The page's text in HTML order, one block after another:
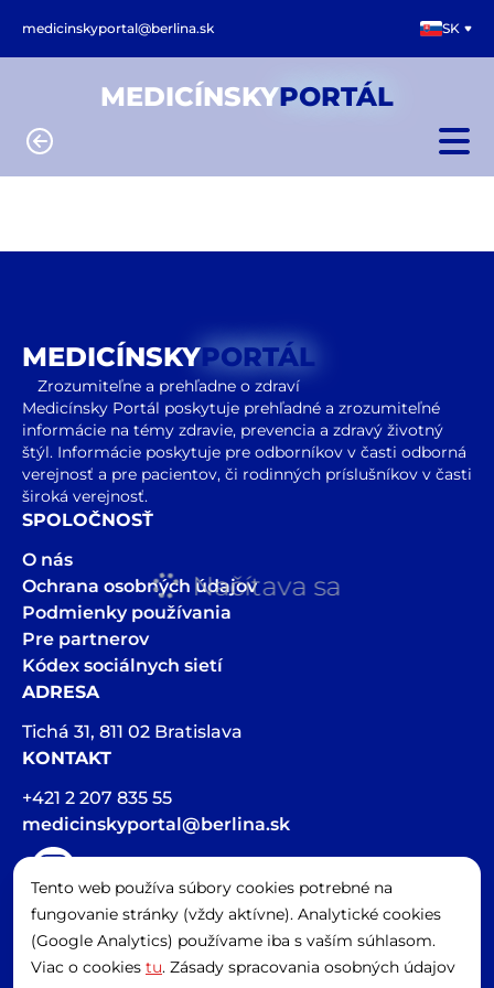
medicinskyportal@berlina.sk SK
MEDICÍNSKYPORTÁL
Načítava sa
Tento web používa súbory cookies potrebné na
fungovanie stránky (vždy aktívne). Analytické cookies
(Google Analytics) používame iba s vaším súhlasom.
Viac o cookies tu. Zásady spracovania osobných údajov
MEDICÍNSKYPORTÁL
Zrozumiteľne a prehľadne o zdraví
Medicínsky Portál poskytuje prehľadné a zrozumiteľné
informácie na témy zdravie, prevencia a zdravý životný
štýl. Informácie poskytuje pre odborníkov v časti odborná
verejnosť a pre pacientov, či rodinných príslušníkov v časti
široká verejnosť.
SPOLOČNOSŤ
O nás
Ochrana osobných údajov
Podmienky používania
Pre partnerov
Kódex sociálnych sietí
ADRESA
Tichá 31, 811 02 Bratislava
KONTAKT
+421 2 207 835 55
medicinskyportal@berlina.sk
Hlasová stopa v článkoch bola vygenerovaná pomocou AI
Spravovať cookies